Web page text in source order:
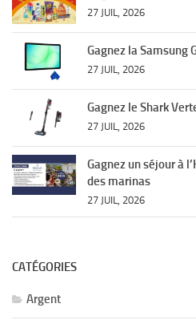
27 JUIL, 2026
Gagnez la Samsung
27 JUIL, 2026
Gagnez le Shark
27 JUIL, 2026
Gagnez un séjour à
des marinas
27 JUIL, 2026
CATÉGORIES
Argent